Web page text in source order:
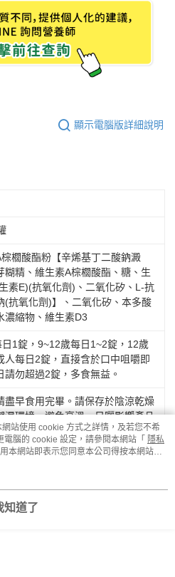
顯示電腦版詳細說明
櫚酸酯粉【辛烯基丁二酸鈉澱
糊精、維生素A棕櫚酸酯、糖、生
素E)(抗氧化劑)、二氧化矽、L-抗
(抗氧化劑)】、二氧化矽、本多酸
濃縮物、維生素D3
1錠，9~12歲每日1~2錠，12歲
人每日2錠，直接含於口中咀嚼即
請勿超過2錠，多食無益。
盡早食用完畢。請保存於陰涼乾燥
濕環境，避免高溫、日曬影響產品
，並不改變產品本質，請安心食
站使用 cookie 方式之詳情，及若您不希
腦的 cookie 設定，請參閱本網站「 隱私
本網站即表示您同意本公司得按本網站使
知道了